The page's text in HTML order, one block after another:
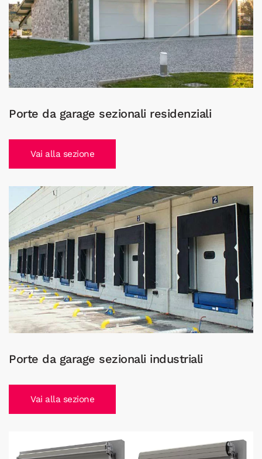
Porte da garage sezionali residenziali
Vai alla sezione
Porte da garage sezionali industriali
Vai alla sezione